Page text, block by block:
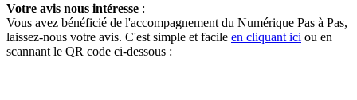
Votre avis nous intéresse :
Vous avez bénéficié de l'accompagnement du Numérique Pas à Pas,
laissez-nous votre avis. C'est simple et facile en cliquant ici ou en
scannant le QR code ci-dessous :